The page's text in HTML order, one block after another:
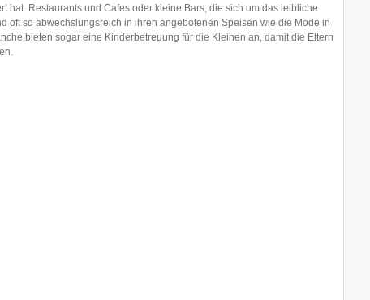
hat. Restaurants und Cafes oder kleine Bars, die sich um das leibliche
oft so abwechslungsreich in ihren angebotenen Speisen wie die Mode in
bieten sogar eine Kinderbetreuung für die Kleinen an, damit die Eltern